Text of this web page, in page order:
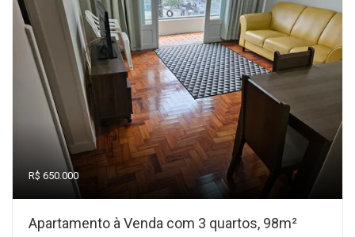
R$ 650.000
Apartamento à Venda com 3 quartos, 98m²